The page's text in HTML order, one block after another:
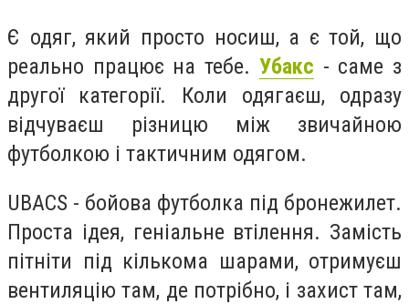
Є одяг, який просто носиш, а є той, що
реально працює на тебе. Убакс - саме з
другої категорії. Коли одягаєш, одразу
відчуваєш різницю між звичайною
футболкою і тактичним одягом.
UBACS - бойова футболка під бронежилет.
Проста ідея, геніальне втілення. Замість
пітніти під кількома шарами, отримуєш
вентиляцію там, де потрібно, і захист там,